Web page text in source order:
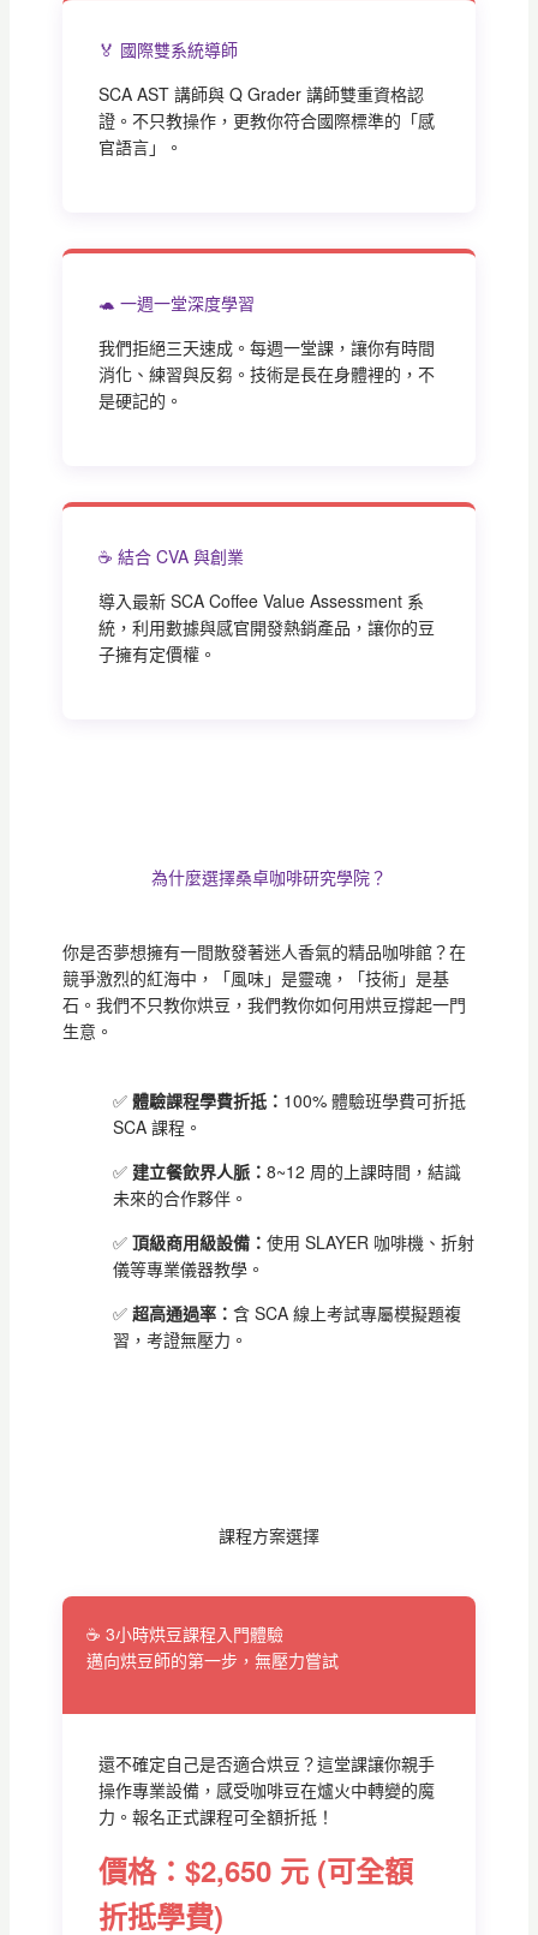
🏅 國際雙系統導師
SCA AST 講師與 Q Grader 講師雙重資格認
證。不只教操作，更教你符合國際標準的「感
官語言」。
🐢 一週一堂深度學習
我們拒絕三天速成。每週一堂課，讓你有時間
消化、練習與反芻。技術是長在身體裡的，不
是硬記的。
☕ 結合 CVA 與創業
導入最新 SCA Coffee Value Assessment 系
統，利用數據與感官開發熱銷產品，讓你的豆
子擁有定價權。
為什麼選擇桑卓咖啡研究學院？
你是否夢想擁有一間散發著迷人香氣的精品咖啡館？在
競爭激烈的紅海中，「風味」是靈魂，「技術」是基
石。我們不只教你烘豆，我們教你如何用烘豆撐起一門
生意。
✅ 體驗課程學費折抵： 100% 體驗班學費可折抵
SCA 課程。
✅ 建立餐飲界人脈： 8~12 周的上課時間，結識
未來的合作夥伴。
✅ 頂級商用級設備： 使用 SLAYER 咖啡機、折射
儀等專業儀器教學。
✅ 超高通過率： 含 SCA 線上考試專屬模擬題複
習，考證無壓力。
課程方案選擇
☕ 3小時烘豆課程入門體驗
邁向烘豆師的第一步，無壓力嘗試
還不確定自己是否適合烘豆？這堂課讓你親手
操作專業設備，感受咖啡豆在爐火中轉變的魔
力。報名正式課程可全額折抵！
價格：$2,650 元 (可全額
折抵學費)